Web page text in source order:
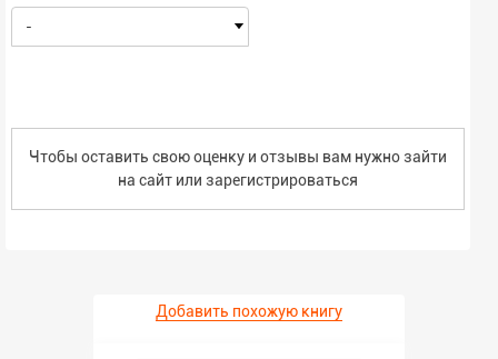
-
Чтобы оставить свою оценку и отзывы вам нужно зайти
на сайт или зарегистрироваться
Добавить похожую книгу